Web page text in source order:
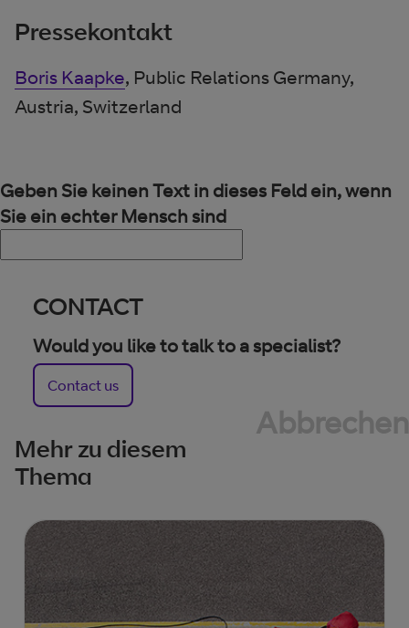
Pressekontakt
Boris Kaapke, Public Relations Germany,
Austria, Switzerland
Geben Sie keinen Text in dieses Feld ein, wenn
Sie ein echter Mensch sind
CONTACT
Would you like to talk to a specialist?
Contact us
Abbrechen
Mehr zu diesem
Thema